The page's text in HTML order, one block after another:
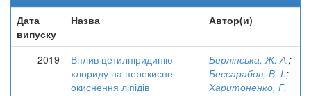
Дата
випуску
Назва Автор(и)
2019
Вплив цетилпіридинію
хлориду на перекисне
окиснення ліпідів
Берлінська, Ж. А.;
Бессарабов, В. І.;
Харитоненко, Г.